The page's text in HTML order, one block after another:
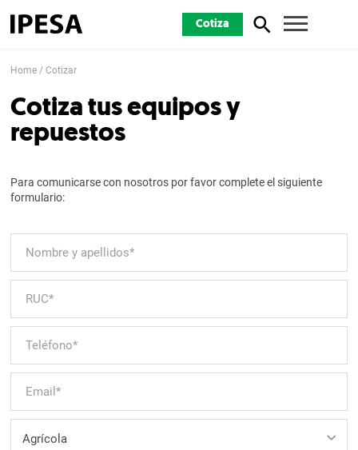
Cotiza
Home Cotizar
Cotiza tus equipos y
repuestos
Para comunicarse con nosotros por favor complete el siguiente
formulario: